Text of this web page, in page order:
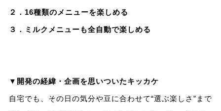
２．16種類のメニューを楽しめる
３．ミルクメニューも全自動で楽しめる
▼開発の経緯・企画を思いついたキッカケ
自宅でも、その日の気分や豆に合わせて“選ぶ楽しさ”まで